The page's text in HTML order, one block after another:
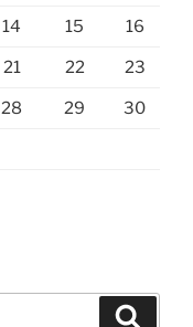
14 15 16
21 22 23
28 29 30